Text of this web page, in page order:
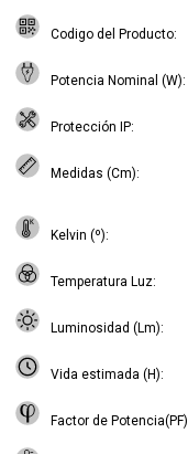
Codigo del Producto
Potencia Nominal (W)
Protección IP
Medidas (Cm)
Kelvin (º)
Temperatura Luz
Luminosidad (Lm)
Vida estimada (H)
Factor de Potencia(PF)